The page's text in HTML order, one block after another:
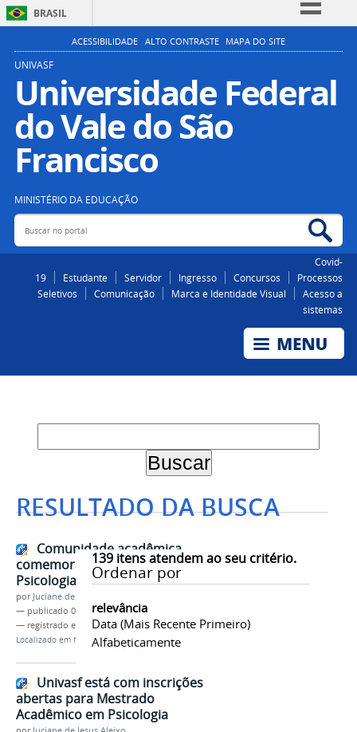
BRASIL
Simplifique!
Participe
Acesso à informação
Legislação
ACESSIBILIDADE ALTO CONTRASTE MAPA DO SITE
UNIVASF
Universidade Federal
do Vale do São
Francisco
MINISTÉRIO DA EDUCAÇÃO
Buscar no portal
Covid-
19
Estudante Servidor Ingresso Concursos
Processos
Seletivos
Comunicação Marca e Identidade Visual
Acesso a
sistemas
RESULTADO DA BUSCA
139itens atendem ao seu critério.
Ordenar por
relevância
Data (mais Recente Primeiro)
Alfabeticamente
Comunidade acadêmica
comemora 15 anos do curso de
Psicologia da Univasf
por Juciane de Jesus Aleixo
— publicado 02/10/2019
— registrado em:
Psicologia, Aniversário
Localizado em Notícias
Univasf está com inscrições
abertas para Mestrado
Acadêmico em Psicologia